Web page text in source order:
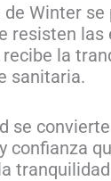
Winter
resisten
la
sanitaria.
se
confianza